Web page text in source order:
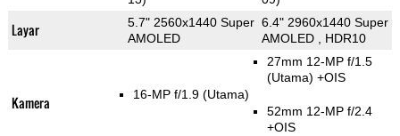
Layar
5.7" 2560x1440 Super
AMOLED
6.4" 2960x1440 Super
AMOLED , HDR10
Kamera 16-MP f/1.9 (Utama)
27mm 12-MP f/1.5
(Utama) +OIS
52mm 12-MP f/2.4
+OIS